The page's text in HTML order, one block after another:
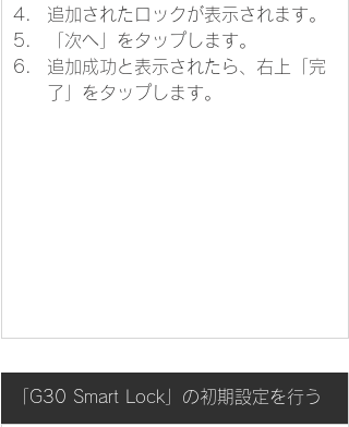
追加されたロックが表示されます。
「次へ」をタップします。
追加成功と表示されたら、右上「完
了」をタップします。
​「G30 Smart Lock」の初期設定を行う